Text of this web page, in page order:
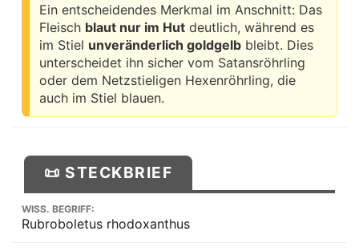
Ein entscheidendes Merkmal im Anschnitt: Das
Fleisch blaut nur im Hut deutlich, während es
im Stiel unveränderlich goldgelb bleibt. Dies
unterscheidet ihn sicher vom Satansröhrling
oder dem Netzstieligen Hexenröhrling, die
auch im Stiel blauen.
📜 STECKBRIEF
WISS. BEGRIFF:
Rubroboletus rhodoxanthus